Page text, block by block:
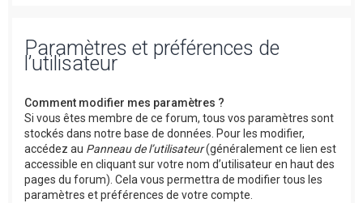
Paramètres et préférences de
l’utilisateur
Comment modifier mes paramètres ?
Si vous êtes membre de ce forum, tous vos paramètres sont
stockés dans notre base de données. Pour les modifier,
accédez au Panneau de l’utilisateur(généralement ce lien est
accessible en cliquant sur votre nom d’utilisateur en haut des
pages du forum). Cela vous permettra de modifier tous les
paramètres et préférences de votre compte.